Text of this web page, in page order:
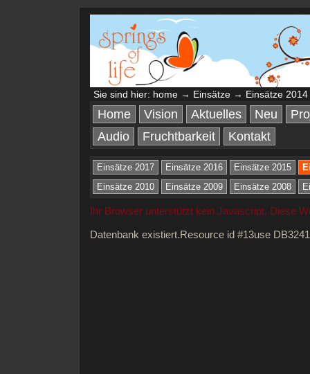
Sie sind hier: home → Einsätze → Einsätze 2014
Home Vision Aktuelles Neu
Audio
Fruchtbarkeit Kontakt
Einsätze 2017 Einsätze 2016 Einsätze 2015
Einsätze 2010
Einsätze 2009 Einsätze 2008
Ihr Browser unterstützt kein Javascript. Diese
Datenbank existiert.Resource id #13use